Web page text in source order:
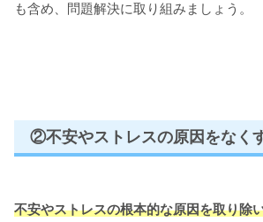
も含め、問題解決に取り組みましょう。
②不安やストレスの原因をなく
不安やストレスの根本的な原因を取り除